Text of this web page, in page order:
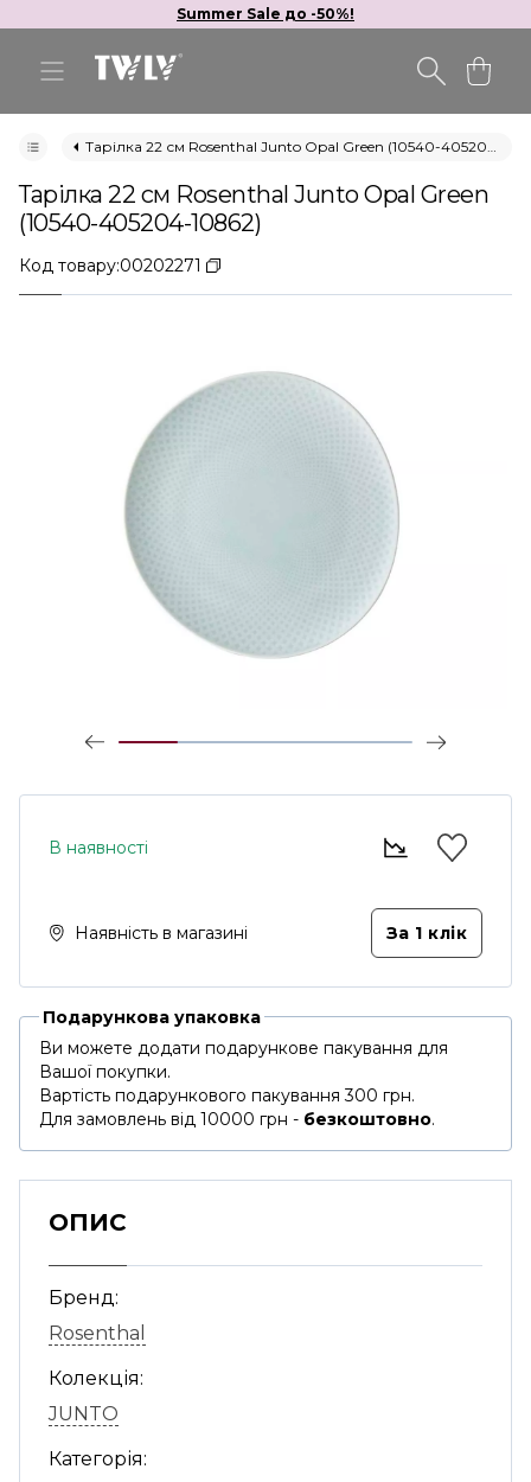
Summer Sale до -50%!
Тарілка 22 см Rosenthal Junto Opal Green (10540-405204-10862)
Тарілка 22 см Rosenthal Junto Opal Green
(10540-405204-10862)
Код товару:00202271
В наявності
Наявність в магазині За 1 клiк
Подарункова упаковка
Ви можете додати подарункове пакування для
Вашої покупки.
Вартість подарункового пакування 300 грн.
Для замовлень від 10000 грн - безкоштовно.
ОПИС
Бренд:
Rosenthal
Колекція:
JUNTO
Категорія: